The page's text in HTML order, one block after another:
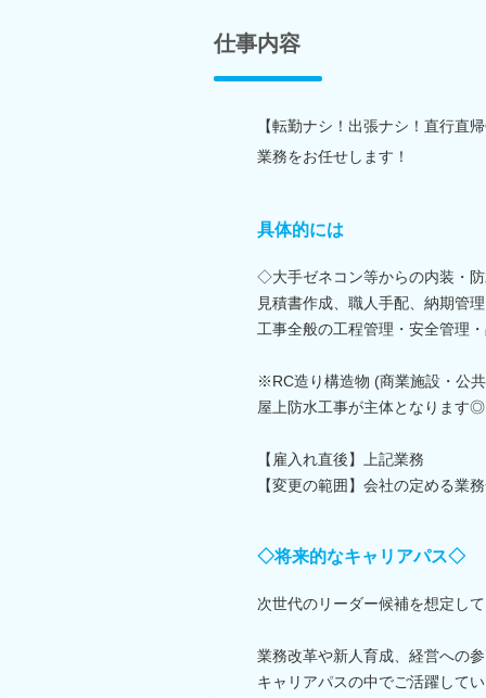
仕事内容
【転勤ナシ！出張ナシ！直行直
業務をお任せします！
具体的には
◇大手ゼネコン等からの内装・
見積書作成、職人手配、納期管
工事全般の工程管理・安全管理
※RC造り構造物 (商業施設・公
屋上防水工事が主体となります◎
【雇入れ直後】上記業務
【変更の範囲】会社の定める業
◇将来的なキャリアパス◇
次世代のリーダー候補を想定し
業務改革や新人育成、経営への
キャリアパスの中でご活躍して